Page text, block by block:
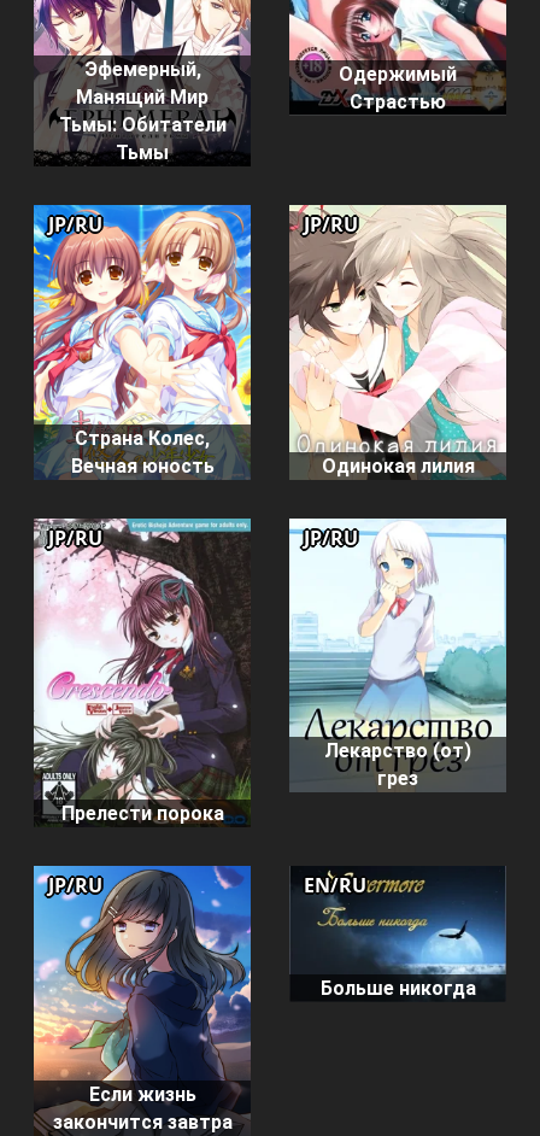
Эфемерный,
Манящий Мир
Тьмы: Обитатели
Тьмы
Одержимый
Страстью
Страна Колес,
Вечная юность
JP/RU
Одинокая лилия
JP/RU
Прелести порока
JP/RU
Лекарство (от)
грез
JP/RU
Если жизнь
закончится завтра
JP/RU
Больше никогда
EN/RU